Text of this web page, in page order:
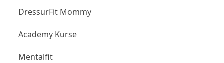
DressurFit Mommy
Academy Kurse
Mentalfit